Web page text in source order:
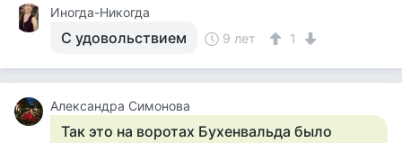
Иногда-Никогда
С удовольствием 9 лет 1
Александра Симонова
Так это на воротах Бухенвальда было